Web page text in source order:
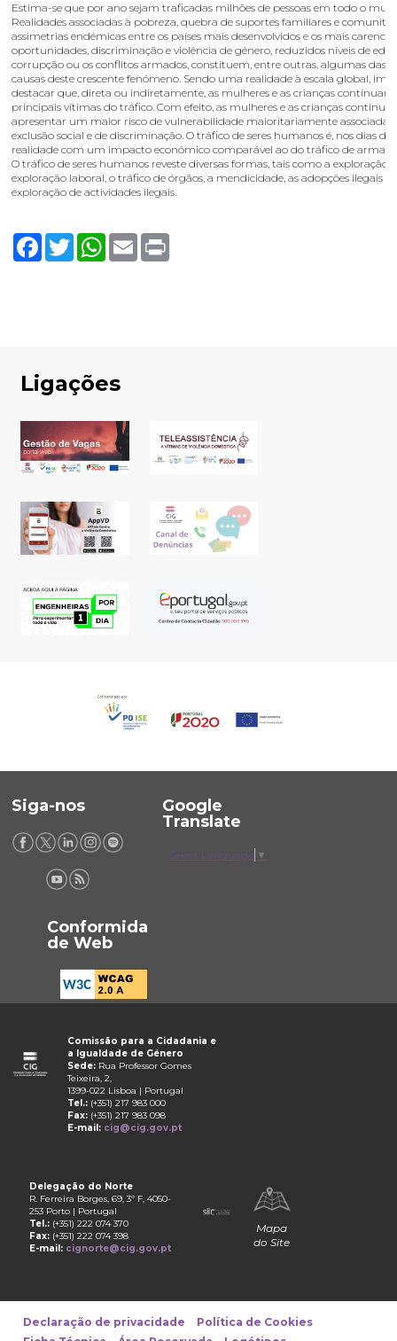
Estima-se que por ano sejam traficadas milhões de pessoas em todo o
Realidades associadas à pobreza, quebra de suportes familiares e
assimetrias endémicas entre os países mais desenvolvidos e os mais
oportunidades, discriminação e violência de género, reduzidos níveis de
corrupção ou os conflitos armados, constituem, entre outras, algumas das
causas deste crescente fenómeno. Sendo uma realidade à escala global,
destacar que, direta ou indiretamente, as mulheres e as crianças continuam
principais vítimas do tráfico. Com efeito, as mulheres e as crianças
apresentar um maior risco de vulnerabilidade maioritariamente associada
exclusão social e de discriminação. O tráfico de seres humanos é, nos dias de
realidade com um impacto económico comparável ao do tráfico de armas
O tráfico de seres humanos reveste diversas formas, tais como a exploração
exploração laboral, o tráfico de órgãos, a mendicidade, as adopções ilegais e
exploração de actividades ilegais.
FacebookTwitterWhatsApp
Email
Ligações
Siga-nos
Google
Translate
Select Language ▼
Conformida
de Web
Comissão para a Cidadania e
a Igualdade de Género
Sede: Rua Professor Gomes
Teixeira, 2,
1399-022 Lisboa | Portugal
Tel.: (+351) 217 983 000
Fax: (+351) 217 983 098
E-mail: cig@cig.gov.pt
Delegação do Norte
R. Ferreira Borges, 69, 3º F, 4050-
253 Porto | Portugal
Tel.: (+351) 222 074 370
Fax: (+351) 222 074 398
E-mail: cignorte@cig.gov.pt
Mapa
do Site
Declaração de privacidade
Política de Cookies